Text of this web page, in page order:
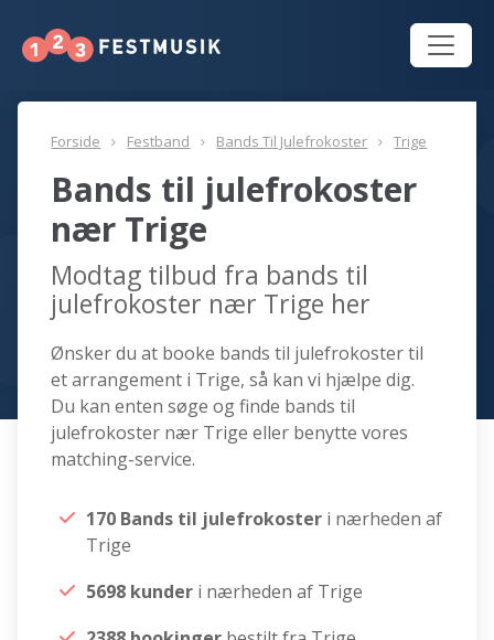
Forside Festband Bands Til Julefrokoster Trige
Bands til julefrokoster
nær Trige
Modtag tilbud fra bands til
julefrokoster nær Trige her
Ønsker du at booke bands til julefrokoster til
et arrangement i Trige, så kan vi hjælpe dig.
Du kan enten søge og finde bands til
julefrokoster nær Trige eller benytte vores
matching-service.
170 Bands til julefrokoster i nærheden af
Trige
5698 kunder i nærheden af Trige